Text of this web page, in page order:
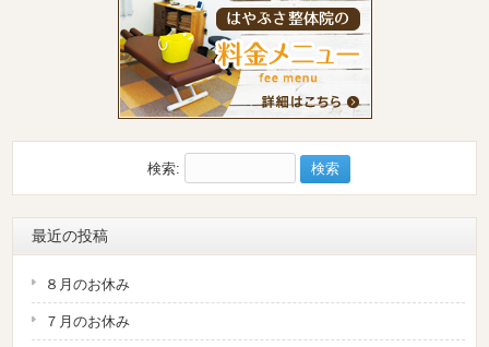
検索:
最近の投稿
８月のお休み
７月のお休み